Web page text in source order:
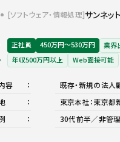
ソフトウェア・情報処理 サンネッ
正社員 450万円〜530万円 業界
年収500万円以上
Web面接可能
容
既存・新規の法人
東京本社：東京
30代前半／非管